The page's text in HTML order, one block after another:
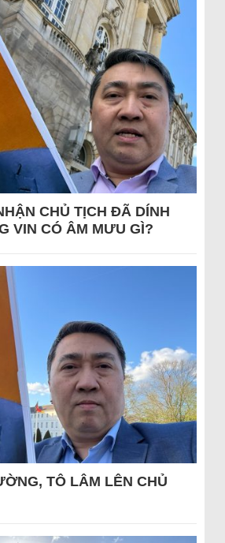
CHỦ TỊCH ĐÃ DÍNH
VIN CÓ ÂM MƯU GÌ?
TÔ LÂM LÊN CHỦ